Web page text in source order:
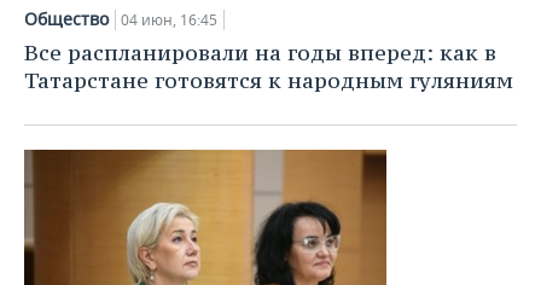
Общество 04 июн, 16:45
Все распланировали на годы вперед: как в
Татарстане готовятся к народным гуляниям